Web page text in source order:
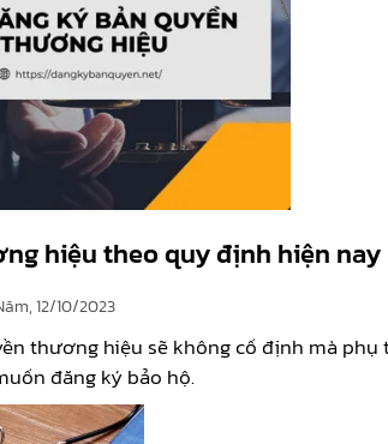
hiệu theo quy định hiện nay
12/10/2023
thương hiệu sẽ không cố định mà
đăng ký bảo hộ.